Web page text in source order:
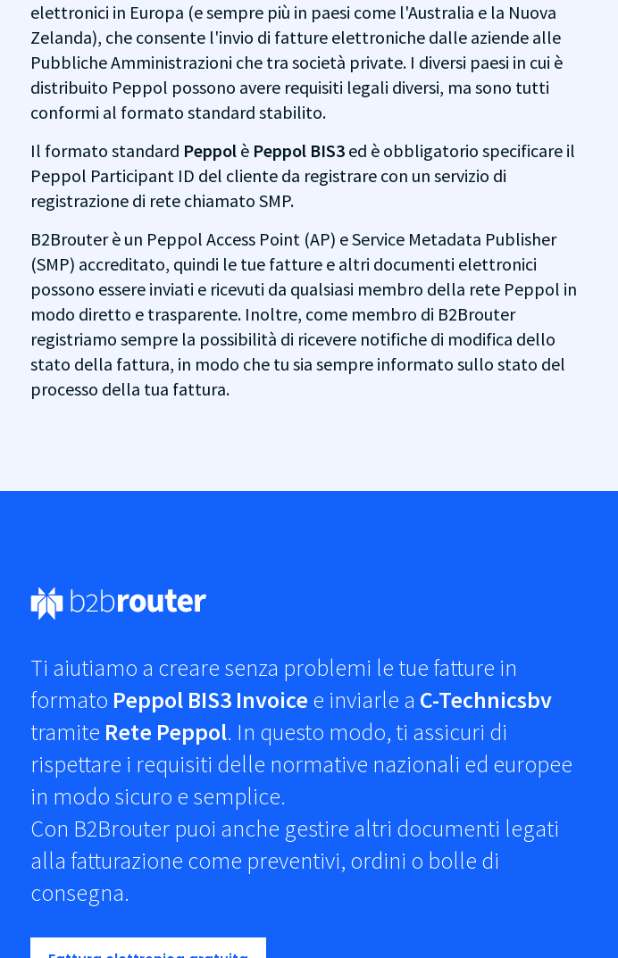
elettronici in Europa (e sempre più in paesi come l'Australia e la Nuova
Zelanda), che consente l'invio di fatture elettroniche dalle aziende alle
Pubbliche Amministrazioni che tra società private. I diversi paesi in cui è
distribuito Peppol possono avere requisiti legali diversi, ma sono tutti
conformi al formato standard stabilito.
Il formato standard Peppol è Peppol BIS3 ed è obbligatorio specificare il
Peppol Participant ID del cliente da registrare con un servizio di
registrazione di rete chiamato SMP.
B2Brouter è un Peppol Access Point (AP) e Service Metadata Publisher
(SMP) accreditato, quindi le tue fatture e altri documenti elettronici
possono essere inviati e ricevuti da qualsiasi membro della rete Peppol in
modo diretto e trasparente. Inoltre, come membro di B2Brouter
registriamo sempre la possibilità di ricevere notifiche di modifica dello
stato della fattura, in modo che tu sia sempre informato sullo stato del
processo della tua fattura.
Ti aiutiamo a creare senza problemi le tue fatture in
formato Peppol BIS3 Invoice e inviarle a C-Technicsbv
tramite Rete Peppol. In questo modo, ti assicuri di
rispettare i requisiti delle normative nazionali ed europee
in modo sicuro e semplice.
Con B2Brouter puoi anche gestire altri documenti legati
alla fatturazione come preventivi, ordini o bolle di
consegna.